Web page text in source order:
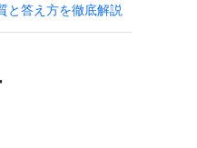
と答え方を徹底解説